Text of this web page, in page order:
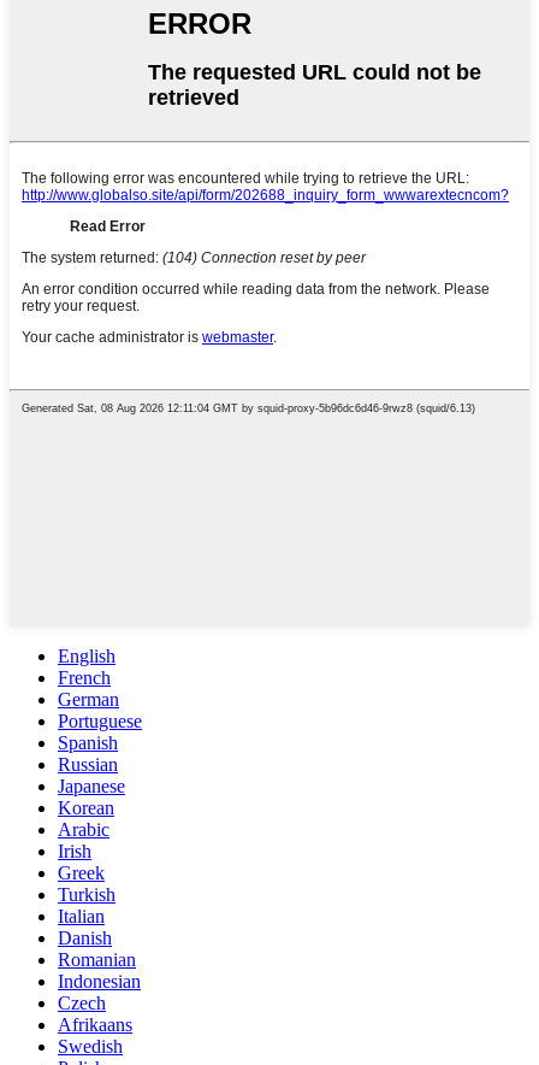
English
French
German
Portuguese
Spanish
Russian
Japanese
Korean
Arabic
Irish
Greek
Turkish
Italian
Danish
Romanian
Indonesian
Czech
Afrikaans
Swedish